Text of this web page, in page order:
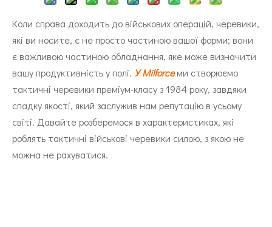
Коли справа доходить до військових операцій, черевики,
які ви носите, є не просто частиною вашої форми; вони
є важливою частиною обладнання, яке може визначити
вашу продуктивність у полі. У Milforceми створюємо
тактичні черевики преміум-класу з 1984 року, завдяки
спадку якості, який заслужив нам репутацію в усьому
світі. Давайте розберемося в характеристиках, які
роблять тактичні військові черевики силою, з якою не
можна не рахуватися.